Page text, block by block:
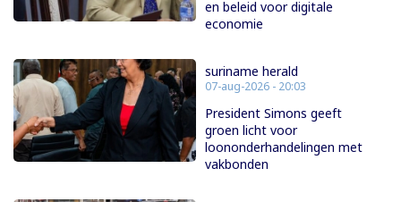
en beleid voor digitale
economie
suriname herald
07-aug-2026 - 20:03
President Simons geeft
groen licht voor
loononderhandelingen met
vakbonden